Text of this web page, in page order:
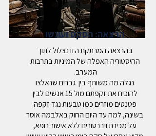
הרצאה: הסקס ועונשו
בהרצאה המרתקת הזו נצלול לתוך
ההיסטוריה האפלה של המיניות בתרבות
המערב.
נגלה מה משותף בין גברים שנאלצו
להוכיח את זקפתם מול 15 אנשים לבין
פטנטים מוזרים כמו טבעות נגד זקפה
בשינה, למה עד היום החוק באלבמה אוסר
על מכירת ויברטורים ללא אישור רופא,